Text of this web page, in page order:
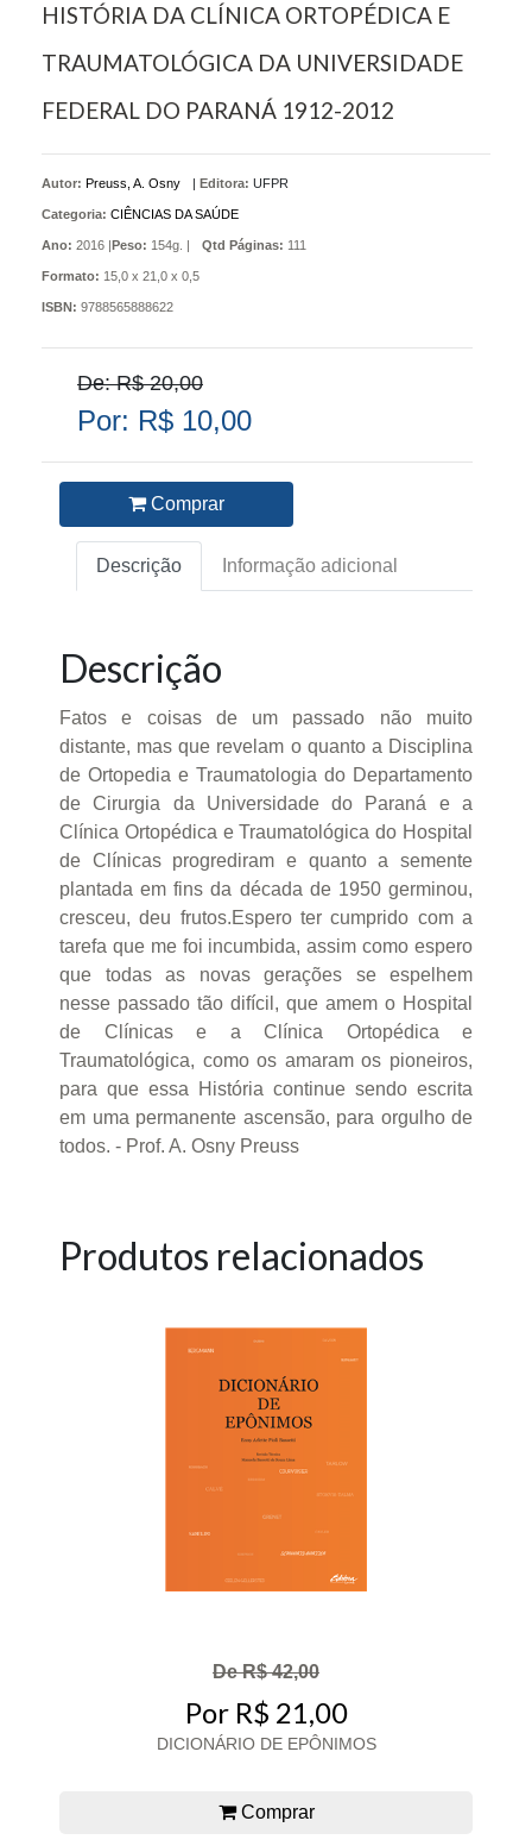
HISTÓRIA DA CLÍNICA ORTOPÉDICA E
TRAUMATOLÓGICA DA UNIVERSIDADE
FEDERAL DO PARANÁ 1912-2012
Autor: Preuss, A. Osny Editora: UFPR
Categoria: CIÊNCIAS DA SAÚDE
Ano: 2016 | Peso: 154g. | Qtd Páginas: 111
Formato: 15,0 x 21,0 x 0,5
ISBN: 9788565888622
De: R$ 20,00
Por: R$ 10,00
Comprar
Descrição Informação adicional
Descrição
Fatos e coisas de um passado não muito
distante, mas que revelam o quanto a Disciplina
de Ortopedia e Traumatologia do Departamento
de Cirurgia da Universidade do Paraná e a
Clínica Ortopédica e Traumatológica do Hospital
de Clínicas progrediram e quanto a semente
plantada em fins da década de 1950 germinou,
cresceu, deu frutos.Espero ter cumprido com a
tarefa que me foi incumbida, assim como espero
que todas as novas gerações se espelhem
nesse passado tão difícil, que amem o Hospital
de Clínicas e a Clínica Ortopédica e
Traumatológica, como os amaram os pioneiros,
para que essa História continue sendo escrita
em uma permanente ascensão, para orgulho de
todos. - Prof. A. Osny Preuss
Produtos relacionados
De R$ 42,00
Por R$ 21,00
DICIONÁRIO DE EPÔNIMOS
Comprar